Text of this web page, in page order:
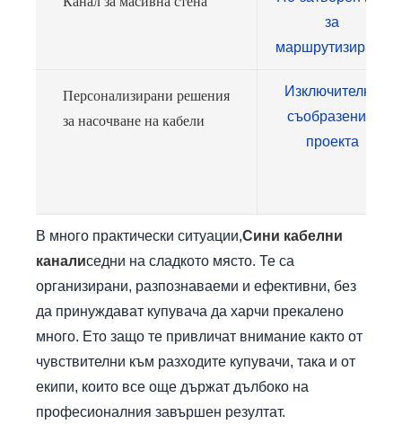
за
маршрутизиране
Персонализирани решения
за насочване на кабели
Изключително
съобразени с
проекта
В много практически ситуации,Сини кабелни
каналиседни на сладкото място. Те са
организирани, разпознаваеми и ефективни, без
да принуждават купувача да харчи прекалено
много. Ето защо те привличат внимание както от
чувствителни към разходите купувачи, така и от
екипи, които все още държат дълбоко на
професионалния завършен резултат.